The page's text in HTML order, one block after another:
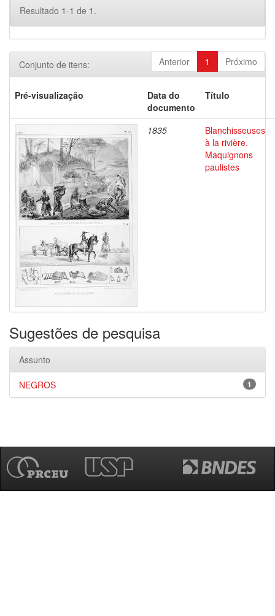
Resultado 1-1 de 1.
Anterior 1 Próximo
Conjunto de itens:
Pré-visualização
Data do
documento
Título
1835
Blanchisseuses
à la rivière.
Maquignons
paulistes
Sugestões de pesquisa
Assunto
1
NEGROS